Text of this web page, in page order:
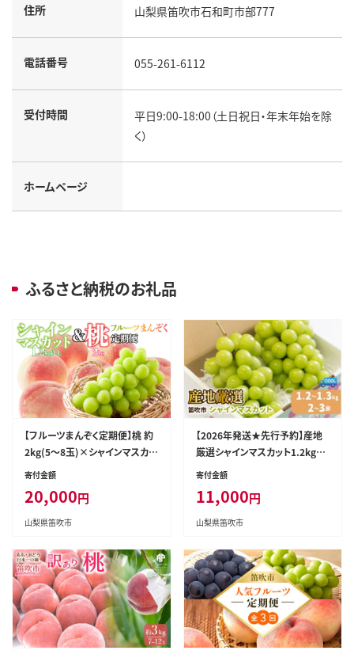
住所 山梨県笛吹市石和町市部777
電話番号 055-261-6112
受付時間
平日9:00-18:00（土日祝日・年末年始を除
く）
ホームページ
ふるさと納税のお礼品
【フルーツまんぞく定期便】桃 約
2kg(5～8玉)×シャインマスカッ
ト 1.2kg以上(2～3房) 126-025
寄付金額
20,000円
山梨県笛吹市
【2026年発送★先行予約】産地
厳選シャインマスカット1.2kg～
1.3kg（2房～3房）※沖縄・離島
寄付金額
11,000円
山梨県笛吹市